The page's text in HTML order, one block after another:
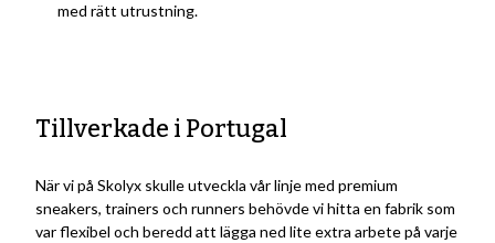
med rätt utrustning.
Tillverkade i Portugal
När vi på Skolyx skulle utveckla vår linje med premium
sneakers, trainers och runners behövde vi hitta en fabrik som
var flexibel och beredd att lägga ned lite extra arbete på varje